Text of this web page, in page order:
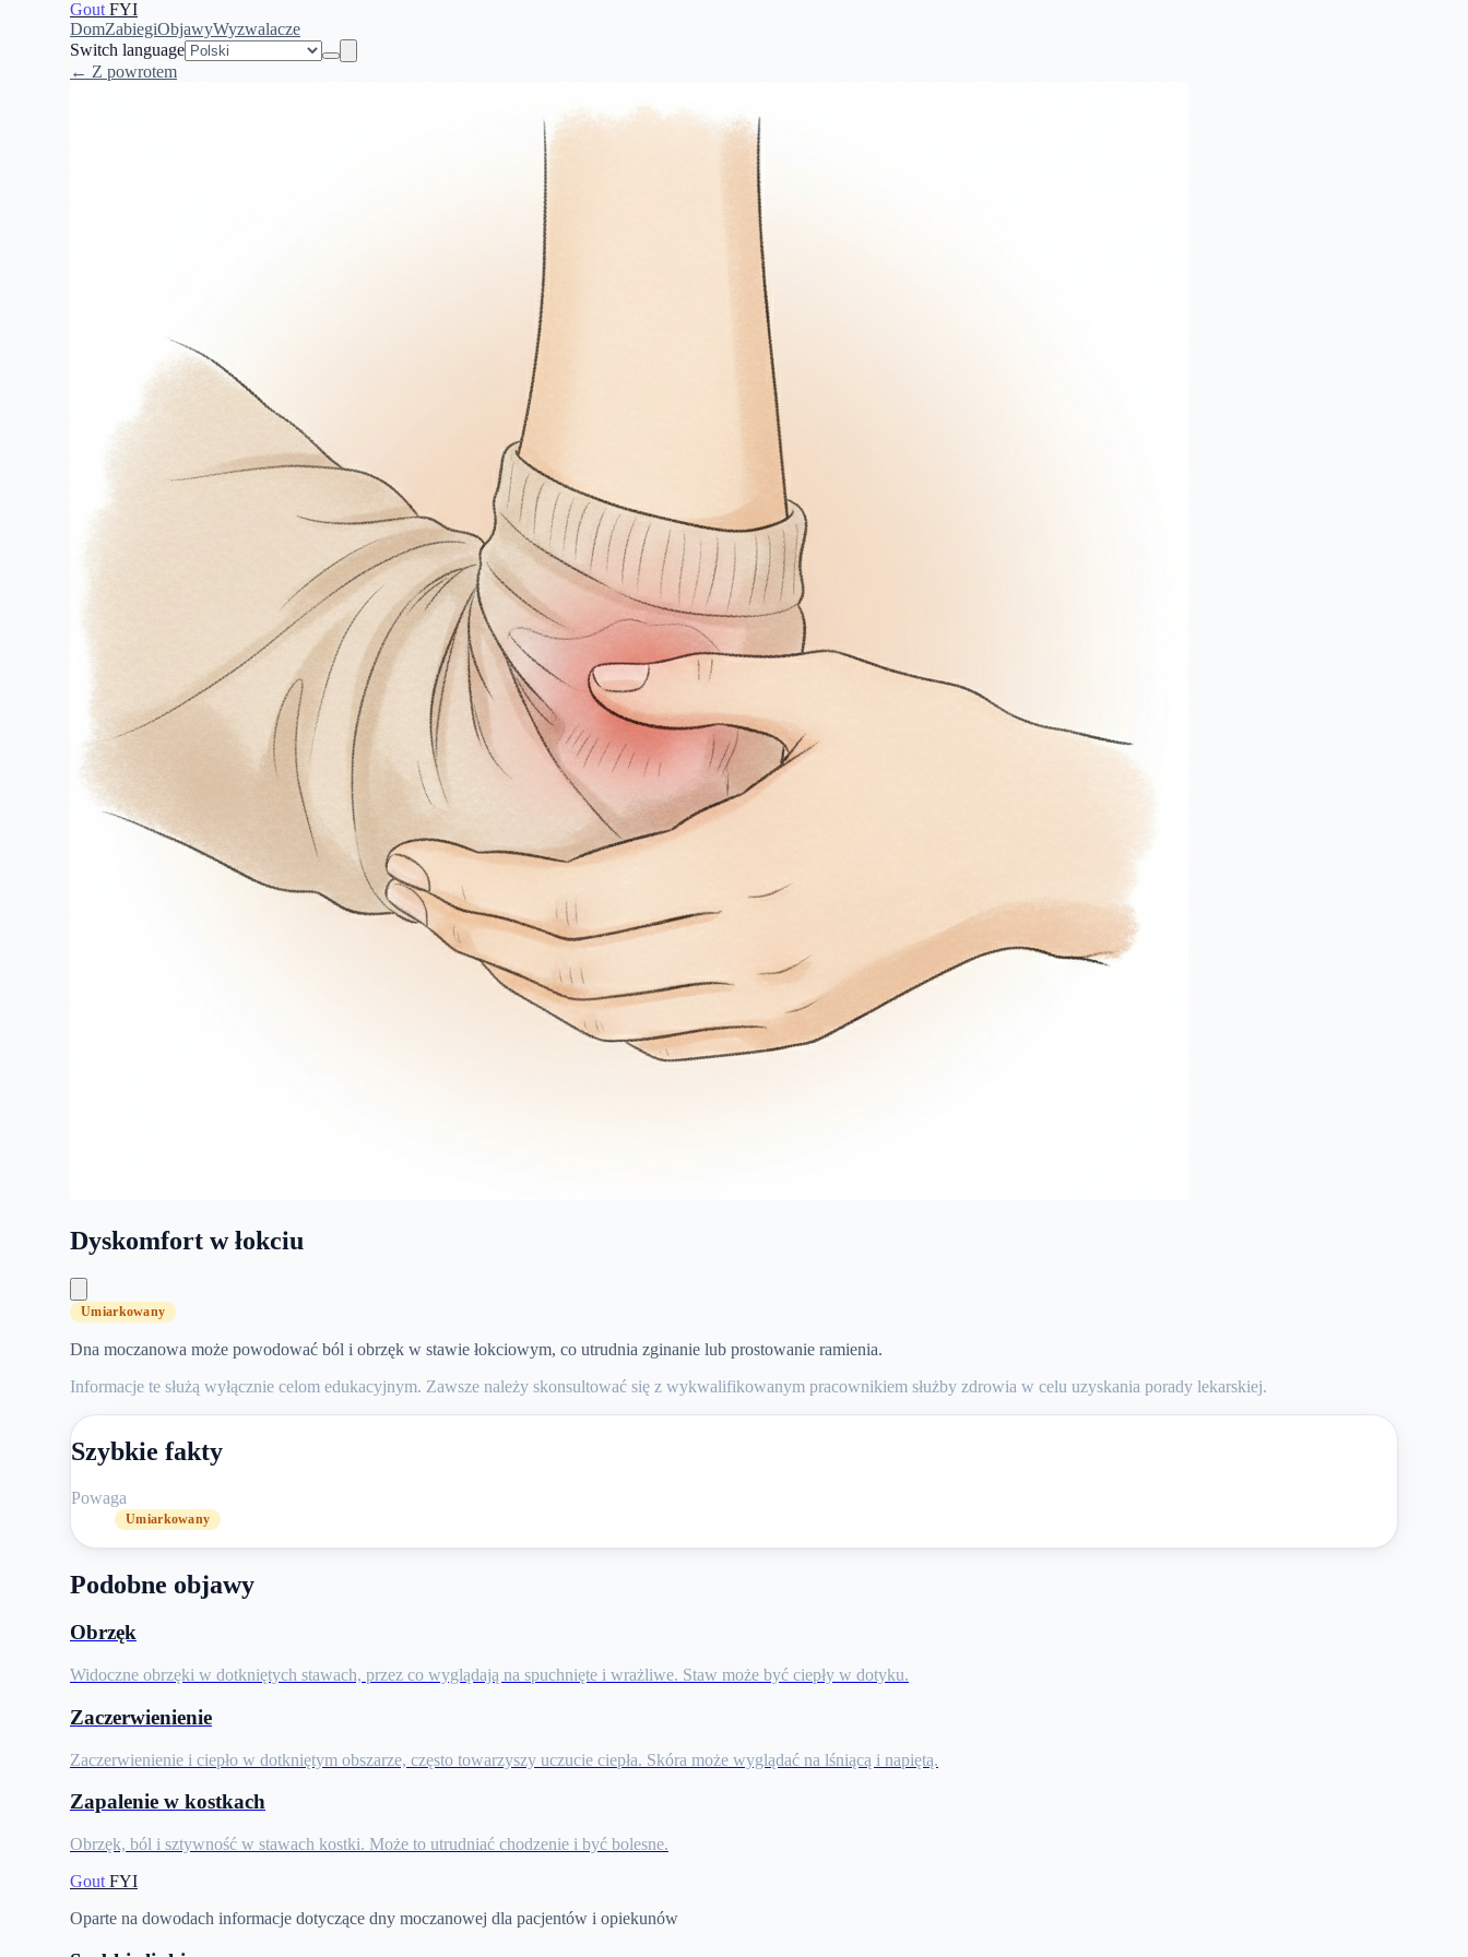
Gout FYI
DomZabiegiObjawyWyzwalacze
Switch language
← Z powrotem
Dyskomfort w łokciu
Umiarkowany
Dna moczanowa może powodować ból i obrzęk w stawie łokciowym, co utrudnia zginanie lub prostowanie ramienia.
Informacje te służą wyłącznie celom edukacyjnym. Zawsze należy skonsultować się z wykwalifikowanym pracownikiem służby zdrowia w celu uzyskania porady lekarskiej.
Szybkie fakty
Powaga
Umiarkowany
Podobne objawy
Obrzęk
Widoczne obrzęki w dotkniętych stawach, przez co wyglądają na spuchnięte i wrażliwe. Staw może być ciepły w dotyku.
Zaczerwienienie
Zaczerwienienie i ciepło w dotkniętym obszarze, często towarzyszy uczucie ciepła. Skóra może wyglądać na lśniącą i napiętą.
Zapalenie w kostkach
Obrzęk, ból i sztywność w stawach kostki. Może to utrudniać chodzenie i być bolesne.
Gout FYI
Oparte na dowodach informacje dotyczące dny moczanowej dla pacjentów i opiekunów